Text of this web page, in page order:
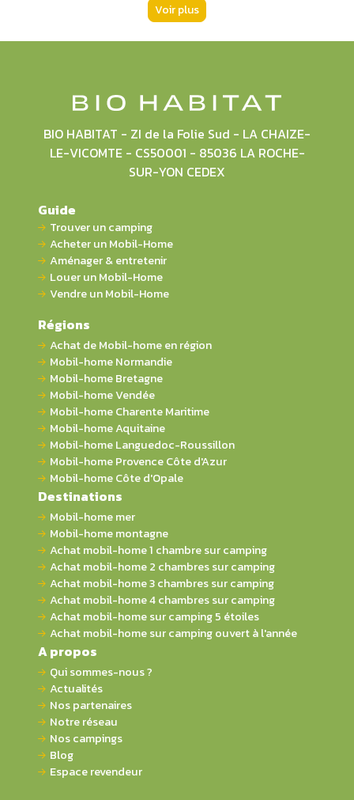
Voir plus
BIO HABITAT - ZI de la Folie Sud - LA CHAIZE-
LE-VICOMTE - CS50001 - 85036 LA ROCHE-
SUR-YON CEDEX
Guide
Trouver un camping
Acheter un Mobil-Home
Aménager & entretenir
Louer un Mobil-Home
Vendre un Mobil-Home
Régions
Achat de Mobil-home en région
Mobil-home Normandie
Mobil-home Bretagne
Mobil-home Vendée
Mobil-home Charente Maritime
Mobil-home Aquitaine
Mobil-home Languedoc-Roussillon
Mobil-home Provence Côte d'Azur
Mobil-home Côte d'Opale
Destinations
Mobil-home mer
Mobil-home montagne
Achat mobil-home 1 chambre sur camping
Achat mobil-home 2 chambres sur camping
Achat mobil-home 3 chambres sur camping
Achat mobil-home 4 chambres sur camping
Achat mobil-home sur camping 5 étoiles
Achat mobil-home sur camping ouvert à l'année
A propos
Qui sommes-nous ?
Actualités
Nos partenaires
Notre réseau
Nos campings
Blog
Espace revendeur